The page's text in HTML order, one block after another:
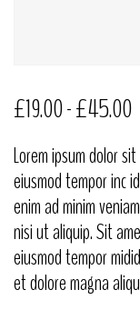
£19.00-£45.00
Lorem ipsum dolor
eiusmod tempor inc
enim ad minim
nisi ut aliquip. Sit
eiusmod tempor
et dolore magna